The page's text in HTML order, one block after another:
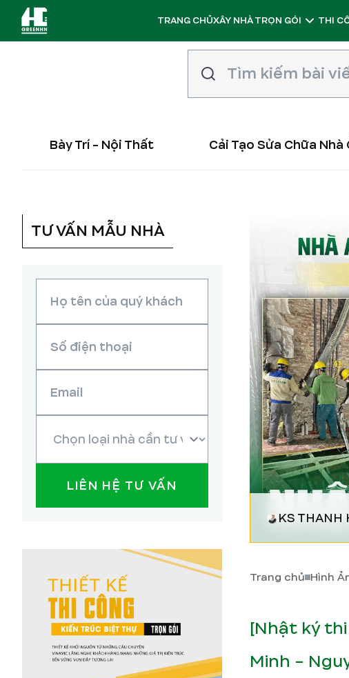
TRANG CHỦXÂY NHÀ TRỌN GÓI THI
Bày Trí - Nội Thất Cải Tạo Sửa Chữa Nhà
TƯ VẤN MẪU NHÀ
LIÊN HỆ TƯ VẤN
KS THANH
Trang chủ Hình
[Nhật ký
Minh -